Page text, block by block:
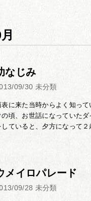
なじみ
09/30 未分類
表に来た当時からよく知っ
の頃、お世話になっていた
していると、夕方になって２
メイロパレード
09/28 未分類